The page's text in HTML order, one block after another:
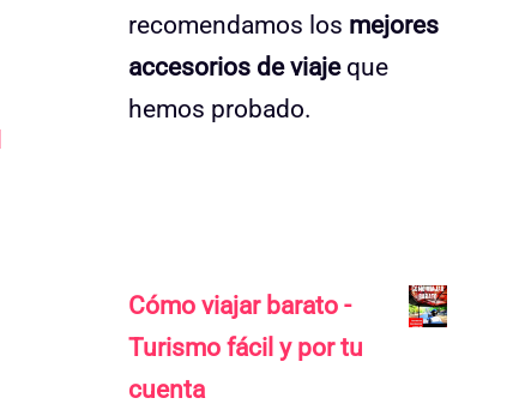
recomendamos los mejores
accesorios de viajeque
hemos probado.
Cómo viajar barato -
Turismo fácil y por tu
cuenta